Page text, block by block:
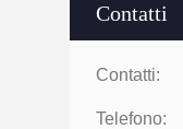
Contatti
Contatti:
Telefono: